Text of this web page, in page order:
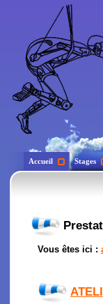
Accueil Stages
Vous êtes ici :